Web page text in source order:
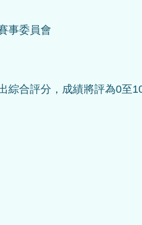
事委員會
綜合評分，成績將評為0至